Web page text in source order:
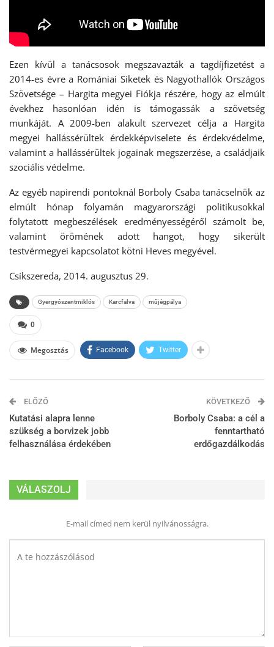
Ezen kívül a tanácsosok megszavazták a tagdíjfizetést a
2014-es évre a Romániai Siketek és Nagyothallók Országos
Szövetsége – Hargita megyei Fiókja részére, hogy az elmúlt
évekhez hasonlóan idén is támogassák a szövetség
munkáját. A 2009-ben alakult szervezet célja a Hargita
megyei hallássérültek érdekképviselete és érdekvédelme,
valamint a hallássérültek jogainak megszerzése, a családjaik
szociális védelme.
Az egyéb napirendi pontoknál Borboly Csaba tanácselnök az
elmúlt hónap folyamán magyarországi politikusokkal
folytatott megbeszélések eredményességéről számolt be,
valamint örömének adott hangot, hogy sikerült
testvérmegyei kapcsolatot kötni Heves megyével.
Csíkszereda, 2014. augusztus 29.
Gyergyószentmiklós Karcfalva műjégpálya
0
Megosztás Facebook Twitter
ELŐZŐ
Kutatási alapra lenne
szükség a borvizek jobb
felhasználása érdekében
KÖVETKEZŐ
Borboly Csaba: a cél a
fenntartható
erdőgazdálkodás
VÁLASZOLJ
E-mail címed nem kerül nyilvánosságra.